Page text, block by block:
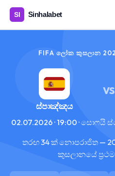
FIFA ලෝක කුසලාන
ස්පාඤ්ඤය
VS
02.07.2026 · 19:00 ·
තරඟ 34 ක් නොපරාජිත —
කුසලානයේ ප්‍රථම